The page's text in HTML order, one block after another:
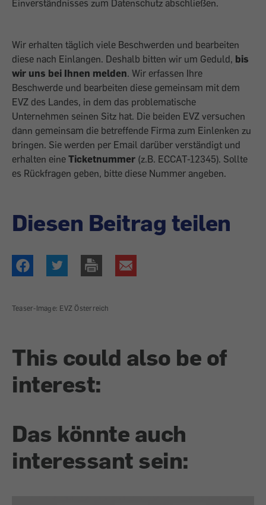
Einverständnisses zum Datenschutz abschließen.
Wir erhalten täglich viele Beschwerden und bearbeiten
diese nach Einlangen. Deshalb bitten wir um Geduld, bis
wir uns bei Ihnen melden. Wir erfassen Ihre
Beschwerde und bearbeiten diese gemeinsam mit dem
EVZ des Landes, in dem das problematische
Unternehmen seinen Sitz hat. Die beiden EVZ versuchen
dann gemeinsam die betreffende Firma zum Einlenken zu
bringen. Sie werden per Email darüber verständigt und
erhalten eine Ticketnummer (z.B. ECCAT-12345). Sollte
es Rückfragen geben, bitte diese Nummer angeben.
Diesen Beitrag teilen
Teaser-Image: EVZ Österreich
This could also be of
interest:
Das könnte auch
interessant sein: